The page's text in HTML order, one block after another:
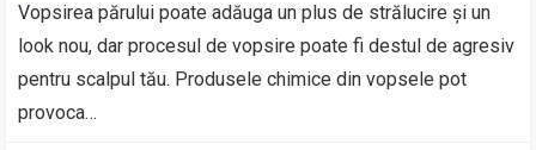
Vopsirea părului poate adăuga un plus de strălucire și un
look nou, dar procesul de vopsire poate fi destul de agresiv
pentru scalpul tău. Produsele chimice din vopsele pot
provoca…